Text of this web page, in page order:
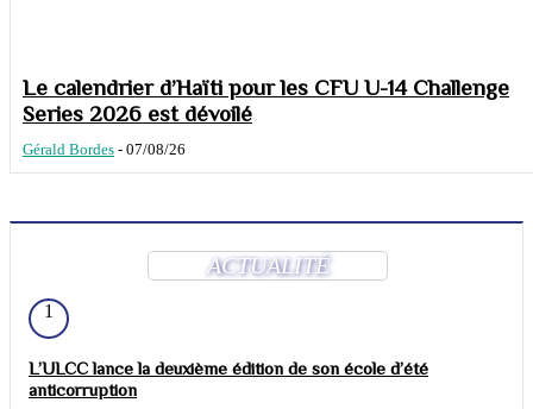
Le calendrier d’Haïti pour les CFU U-14 Challenge
Series 2026 est dévoilé
Gérald Bordes - 07/08/26
ACTUALITÉ
1
L’ULCC lance la deuxième édition de son école d’été
anticorruption